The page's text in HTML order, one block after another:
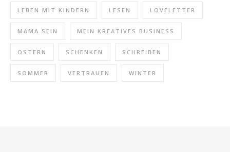
LEBEN MIT KINDERN LESEN LOVELETTER
MAMA SEIN MEIN KREATIVES BUSINESS
OSTERN SCHENKEN SCHREIBEN
SOMMER VERTRAUEN WINTER